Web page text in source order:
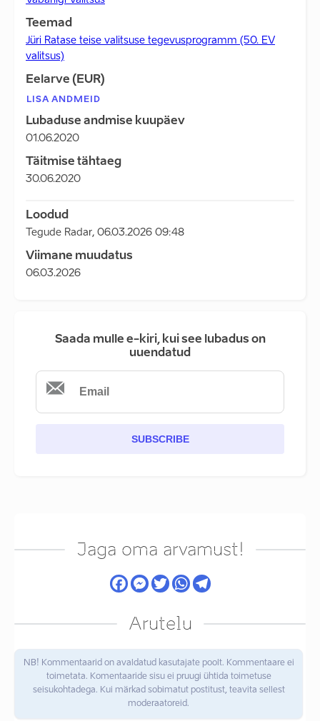
Teemad
Jüri Ratase teise valitsuse tegevusprogramm (50. EV
valitsus)
Eelarve (EUR)
LISA ANDMEID
Lubaduse andmise kuupäev
01.06.2020
Täitmise tähtaeg
30.06.2020
Loodud
Tegude Radar, 06.03.2026 09:48
Viimane muudatus
06.03.2026
Saada mulle e-kiri, kui see lubadus on
uuendatud
SUBSCRIBE
Jaga oma arvamust!
Arutelu
NB! Kommentaarid on avaldatud kasutajate poolt. Kommentaare ei
toimetata. Komentaaride sisu ei pruugi ühtida toimetuse
seisukohtadega. Kui märkad sobimatut postitust, teavita sellest
moderaatoreid.